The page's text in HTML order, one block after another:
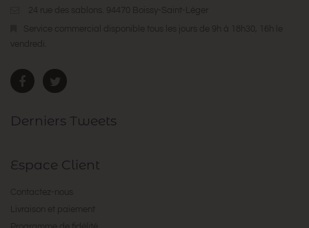
Derniers Tweets
Espace Client